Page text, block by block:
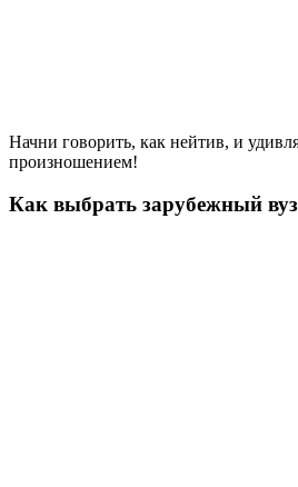
Начни говорить, как нейтив, и
произношением!
Как выбрать зарубежный